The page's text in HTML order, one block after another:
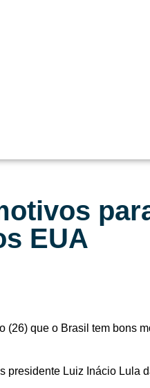
EUA
(26) que o Brasil tem bons
presidente Luiz Inácio Lula